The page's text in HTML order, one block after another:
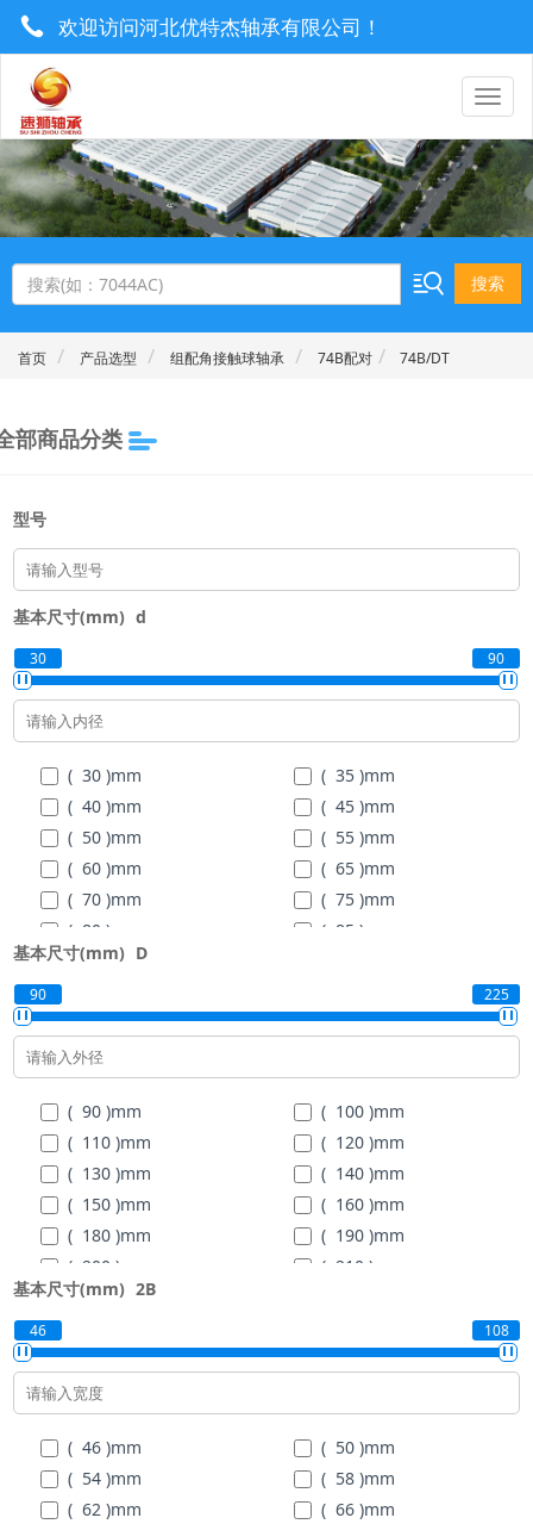
欢迎访问河北优特杰轴承有限公司！
0319-8577222 / 13930921506 utrgebearing@163.com
搜索
首页 产品选型 组配角接触球轴承 74B配对 74B/DT
部商品分类
型号
基本尺寸(mm) d
30 90
( 30 )mm ( 35 )mm
( 40 )mm ( 45 )mm
( 50 )mm ( 55 )mm
( 60 )mm ( 65 )mm
( 70 )mm ( 75 )mm
( 80 )
( 85 )
( 90 )mm
基本尺寸(mm) D
90 225
( 90 )mm ( 100 )mm
( 110 )mm ( 120 )mm
( 130 )mm ( 140 )mm
( 150 )mm ( 160 )mm
( 180 )mm ( 190 )mm
( 200 )
( 210 )
( 225 )mm
基本尺寸(mm) 2B
46 108
( 46 )mm ( 50 )mm
( 54 )mm ( 58 )mm
( 62 )mm ( 66 )mm